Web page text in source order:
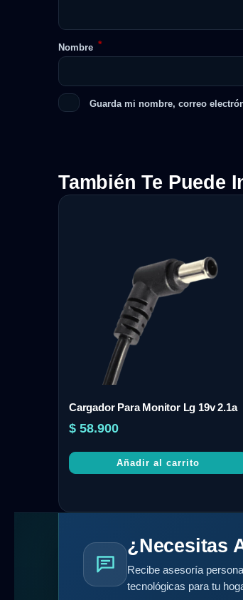
Nombre *
Guarda mi nombre, correo
También Te Puede
Cargador Para Monitor Lg 19v 2.1a
$ 58.900
Añadir al carrito
¿Necesitas
Recibe asesoría
tecnológicas para tu